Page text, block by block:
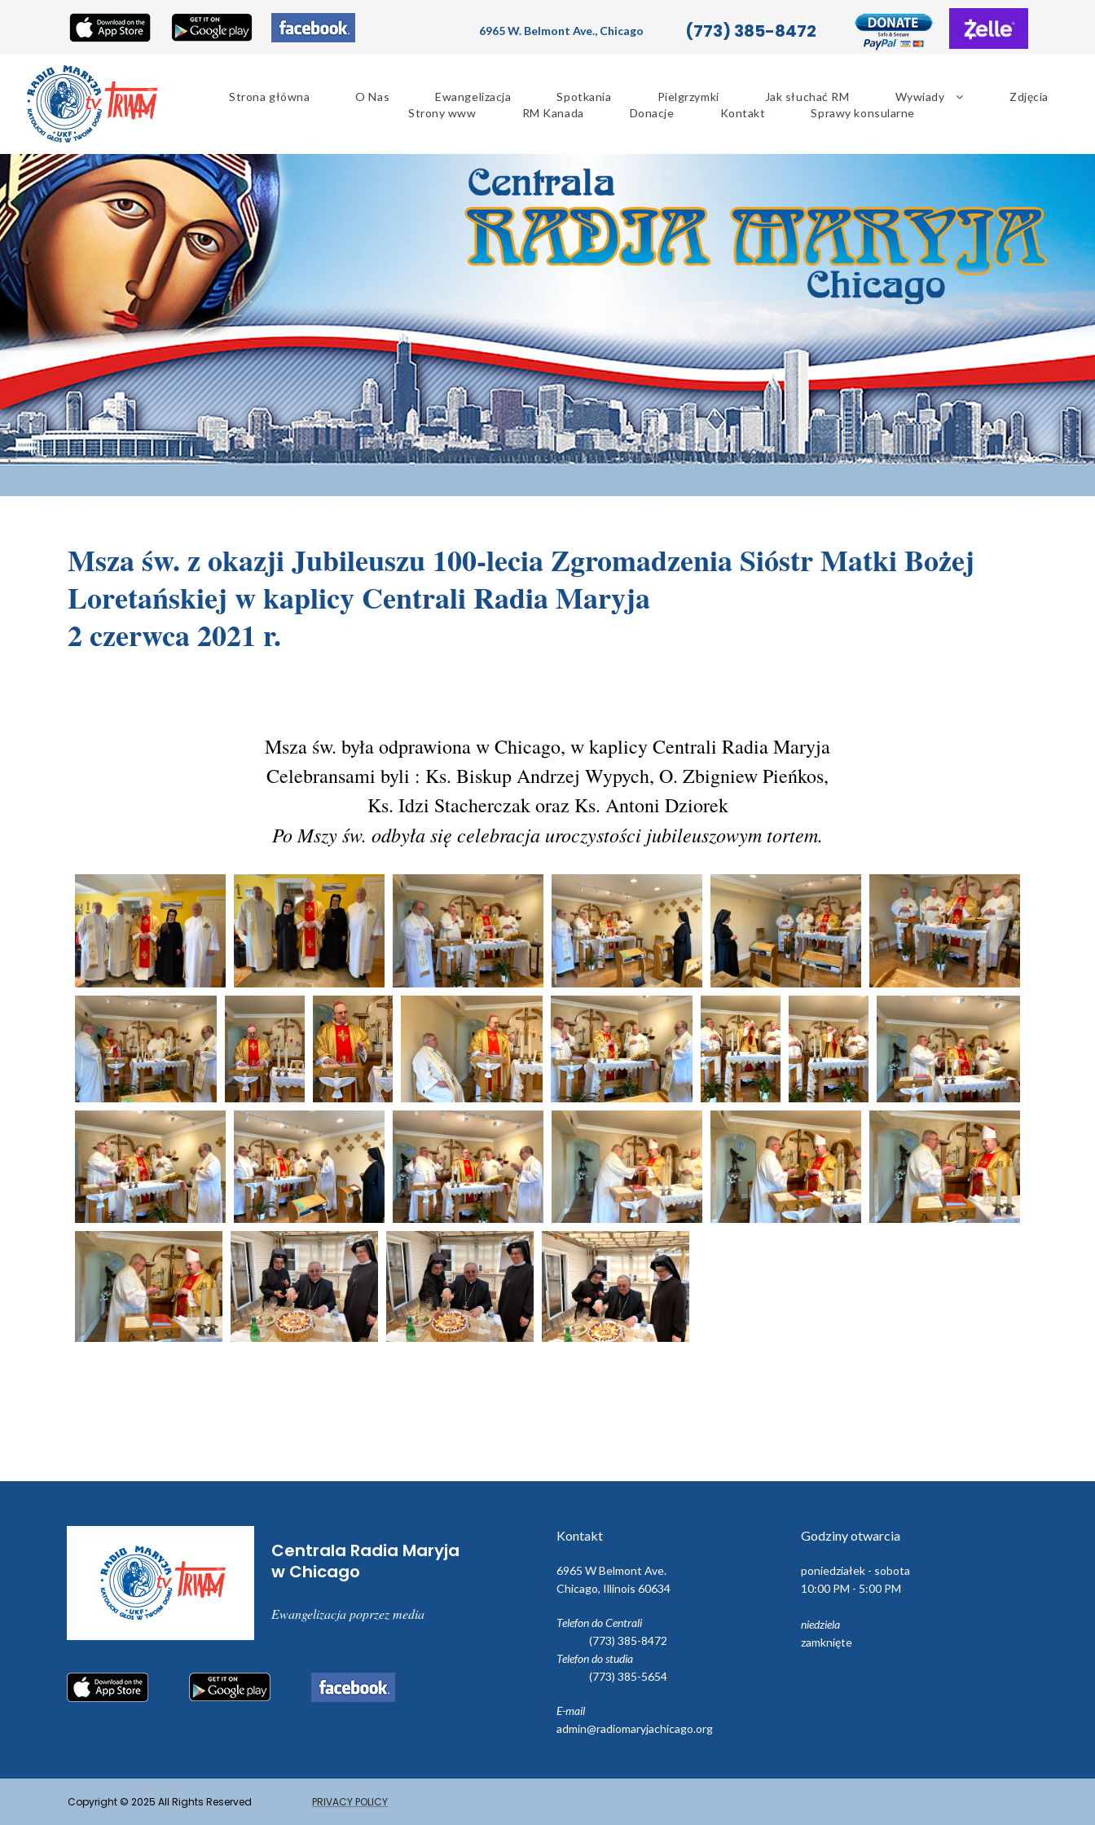
6965 W. Belmont Ave., Chicago (773) 385-8472
Strona główna O Nas Ewangelizacja Spotkania Pielgrzymki Jak słuchać RM Wywiady
Zdjęcia
Strony www
RM Kanada Donacje Kontakt Sprawy konsularne
Msza św. z okazji Jubileuszu 100-lecia Zgromadzenia Sióstr Matki Bożej
Loretańskiej w kaplicy Centrali Radia Maryja
2 czerwca 2021 r.
Msza św. była odprawiona w Chicago, w kaplicy Centrali Radia Maryja
Celebransami byli : Ks. Biskup Andrzej Wypych, O. Zbigniew Pieńkos,
Ks. Idzi Stacherczak oraz Ks. Antoni Dziorek
Po Mszy św. odbyła się celebracja uroczystości jubileuszowym tortem.
Centrala Radia Maryja
w Chicago
Ewangelizacja poprzez media
Kontakt
6965 W Belmont Ave.
Chicago, Illinois 60634
Telefon do Centrali
(773) 385-8472
Telefon do studia
(773) 385-5654
E-mail
admin@radiomaryjachicago.org
Godziny otwarcia
poniedziałek - sobota
10:00 PM - 5:00 PM
niedziela
zamknięte
Copyright © 2025 All Rights Reserved PRIVACY POLICY